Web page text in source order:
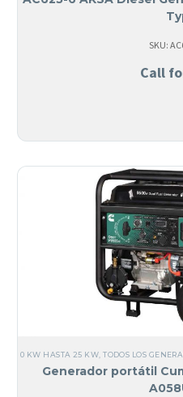
SKU:
Call
0 KW HASTA 25 KW,TODOS LOS
Generador portátil